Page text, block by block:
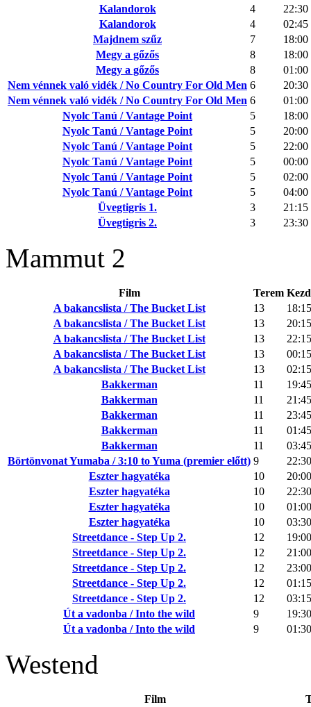
Kalandorok
4
22:30
Kalandorok
4
02:45
Majdnem szűz
7
18:00
Megy a gőzős
8
18:00
Megy a gőzős
8
01:00
Nem vénnek való vidék / No Country For Old Men 6
20:30
Nem vénnek való vidék / No Country For Old Men 6
01:00
Nyolc Tanú / Vantage Point
5
18:00
Nyolc Tanú / Vantage Point
5
20:00
Nyolc Tanú / Vantage Point
5
22:00
Nyolc Tanú / Vantage Point
5
00:00
Nyolc Tanú / Vantage Point
5
02:00
Nyolc Tanú / Vantage Point
5
04:00
Üvegtigris 1.
3
21:15
Üvegtigris 2.
3 23:30
Mammut 2
Film Terem
A bakancslista / The Bucket List
13
18:15
A bakancslista / The Bucket List
13
20:15
A bakancslista / The Bucket List
13
22:15
A bakancslista / The Bucket List
13
00:15
A bakancslista / The Bucket List
13
02:15
Bakkerman
11
19:45
Bakkerman
11
21:45
Bakkerman
11
23:45
Bakkerman
11
01:45
Bakkerman
11
03:45
Börtönvonat Yumaba / 3:10 to Yuma (premier előtt) 9
22:30
Eszter hagyatéka
10
20:00
Eszter hagyatéka
10
22:30
Eszter hagyatéka
10
01:00
Eszter hagyatéka
10
03:30
Streetdance - Step Up 2.
12
19:00
Streetdance - Step Up 2.
12
21:00
Streetdance - Step Up 2.
12
23:00
Streetdance - Step Up 2.
12
01:15
Streetdance - Step Up 2.
12
03:15
Út a vadonba / Into the wild
9
19:30
Út a vadonba / Into the wild
9 01:30
Westend
Film